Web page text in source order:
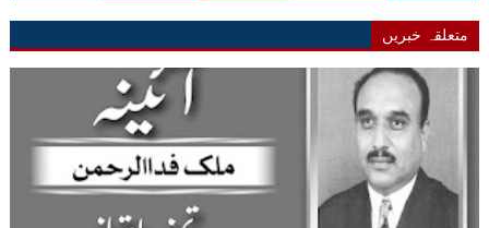
متعلقہ خبریں